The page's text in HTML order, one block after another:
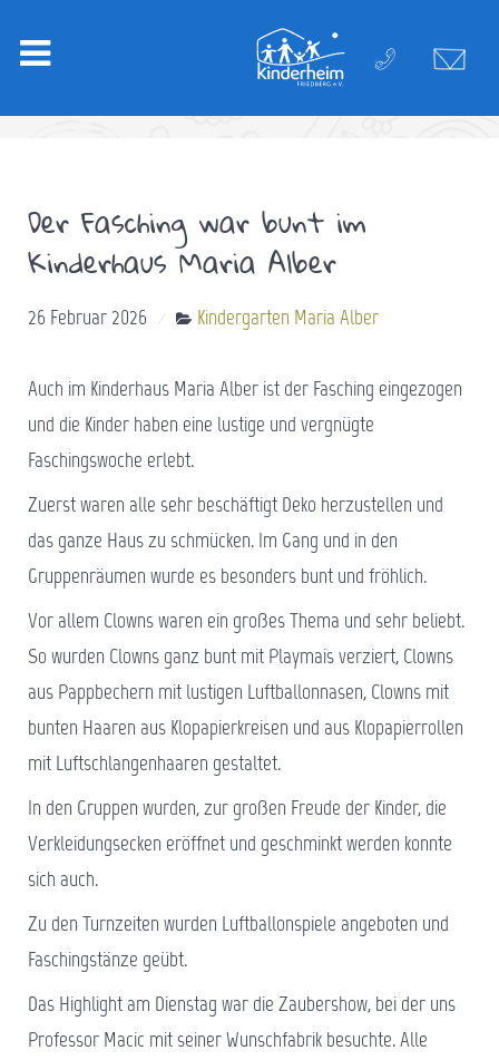
Der Fasching war bunt im
Kinderhaus Maria Alber
26 Februar 2026 Kindergarten Maria Alber
Auch im Kinderhaus Maria Alber ist der Fasching eingezogen
und die Kinder haben eine lustige und vergnügte
Faschingswoche erlebt.
Zuerst waren alle sehr beschäftigt Deko herzustellen und
das ganze Haus zu schmücken. Im Gang und in den
Gruppenräumen wurde es besonders bunt und fröhlich.
Vor allem Clowns waren ein großes Thema und sehr beliebt.
So wurden Clowns ganz bunt mit Playmais verziert, Clowns
aus Pappbechern mit lustigen Luftballonnasen, Clowns mit
bunten Haaren aus Klopapierkreisen und aus Klopapierrollen
mit Luftschlangenhaaren gestaltet.
In den Gruppen wurden, zur großen Freude der Kinder, die
Verkleidungsecken eröffnet und geschminkt werden konnte
sich auch.
Zu den Turnzeiten wurden Luftballonspiele angeboten und
Faschingstänze geübt.
Das Highlight am Dienstag war die Zaubershow, bei der uns
Professor Macic mit seiner Wunschfabrik besuchte. Alle